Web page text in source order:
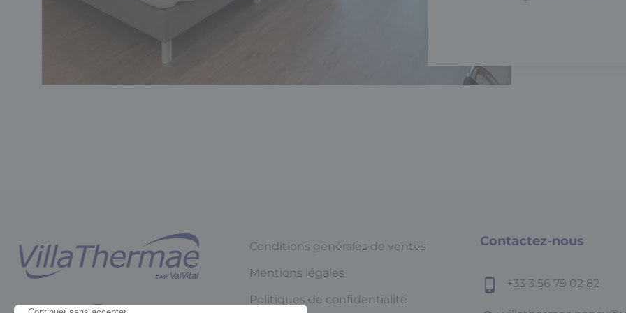
Conditions générales de ventes
Mentions légales
Politiques de confidentialité
Contactez-nous
+33 3 56 79 02 82